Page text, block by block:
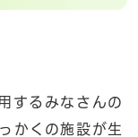
するみなさんの
かくの施設が生